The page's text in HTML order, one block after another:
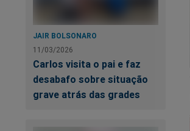
JAIR BOLSONARO
11/03/2026
Carlos visita o pai e faz
desabafo sobre situação
grave atrás das grades